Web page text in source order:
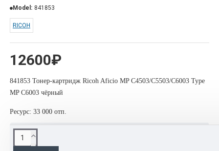
12600₽
Model: 841853
RICOH
841853 Тонер-картридж Ricoh Aficio MP C4503/C5503/C6003 Type
MP C6003 чёрный
Ресурс: 33 000 отп.
ОПИСАНИЕ